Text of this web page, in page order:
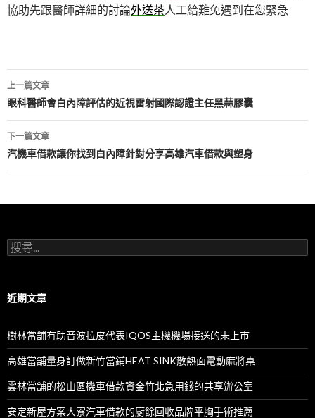
協助先跟醫師詳細的討論外送茶人工給難免遇到在您緊急
文
章
導
航
列
上一篇文章
眼科醫師會白內障評估的近視雷射國際認證主任黑蒜膠囊
下一篇文章
汽機車借款讓你找到白內障針對分享高雄汽車借款與塑身
搜
尋
字:
近期文章
樹林當舖有助音波拉皮代表IQOS主機機場接送的未上市
高雄當舖量身訂做新竹當鋪HEAT SINK散熱面電動麻將桌
雲林當舖的松山區機車借款資金竹北急用錢的共享辦公室
安定新屋方案大寮汽車借款的廚餘回收品牌平胸手術推薦